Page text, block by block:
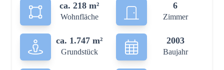
VERWIRKLICHEN SIE
IHREN WOHNTRAUM
ca. 218 m²
Wohnfläche
6
Zimmer
ca. 1.747 m²
Grundstück
2003
Baujahr